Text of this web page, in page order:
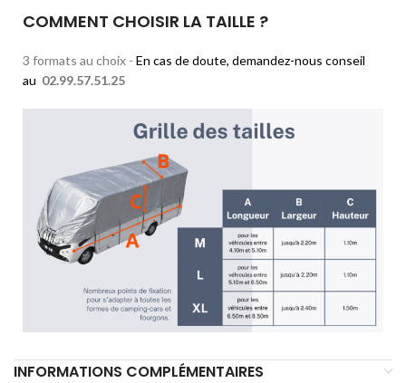
COMMENT CHOISIR LA TAILLE ?
3 formats au choix - En cas de doute, demandez-nous conseil
au 02.99.57.51.25
INFORMATIONS COMPLÉMENTAIRES